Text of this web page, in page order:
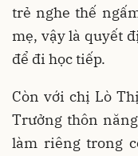
trẻ nghe thế
mẹ, vậy là quyết
để đi học tiếp.
Còn với chị Lò
Trưởng thôn
làm riêng trong